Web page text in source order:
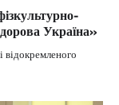
Україна»
відокремленого